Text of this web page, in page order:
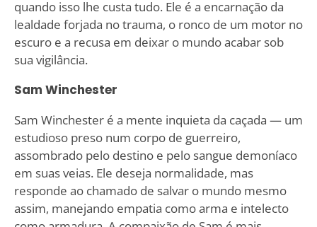
quando isso lhe custa tudo. Ele é a encarnação da
lealdade forjada no trauma, o ronco de um motor no
escuro e a recusa em deixar o mundo acabar sob
sua vigilância.
Sam Winchester
Sam Winchester é a mente inquieta da caçada — um
estudioso preso num corpo de guerreiro,
assombrado pelo destino e pelo sangue demoníaco
em suas veias. Ele deseja normalidade, mas
responde ao chamado de salvar o mundo mesmo
assim, manejando empatia como arma e intelecto